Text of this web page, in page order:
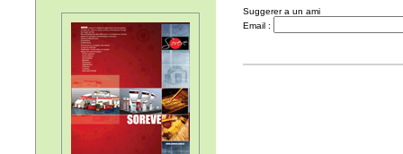
Suggerer a un ami
Email :